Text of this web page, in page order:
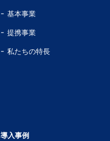
基本事業
提携事業
私たちの特長
導入事例